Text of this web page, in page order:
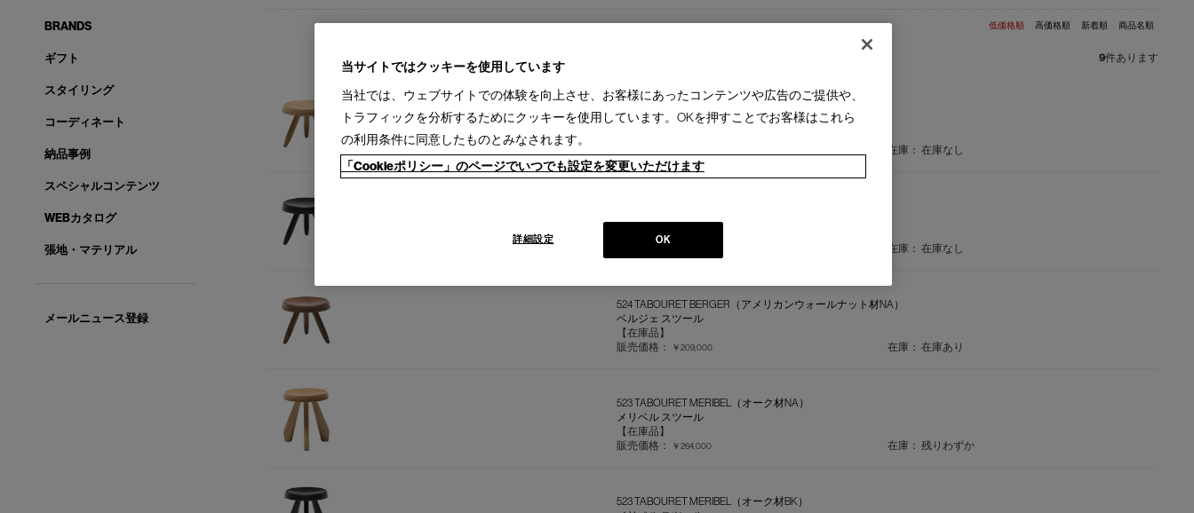
低価格順 高価格順 新着順 商品名順
9件あります
ベルジェ スツール
在庫： 在庫なし
ベルジェ スツール
【在庫品】
在庫： 在庫なし
524 TABOURET BERGER（アメリカンウォールナット材NA）
ベルジェ スツール
【在庫品】
販売価格：
￥209,000 在庫： 在庫あり
523 TABOURET MERIBEL（オーク材NA）
メリベル スツール
【在庫品】
販売価格：
￥264,000 在庫： 残りわずか
523 TABOURET MERIBEL（オーク材BK）
BRANDS
ギフト
スタイリング
コーディネート
納品事例
スペシャルコンテンツ
WEBカタログ
張地・マテリアル
メールニュース登録
当サイトではクッキーを使用しています
当社では、ウェブサイトでの体験を向上させ、お客様にあったコンテンツや広告のご提供や、
トラフィックを分析するためにクッキーを使用しています。OKを押すことでお客様はこれら
の利用条件に同意したものとみなされます。
「Cookieポリシー」のページでいつでも設定を変更いただけます
OK
詳細設定